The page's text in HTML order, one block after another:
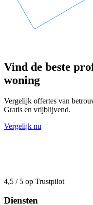
Vind de beste
woning
Vergelijk offertes van
Gratis en vrijblijvend.
Vergelijk nu
4,5 / 5 op Trustpilot
Diensten